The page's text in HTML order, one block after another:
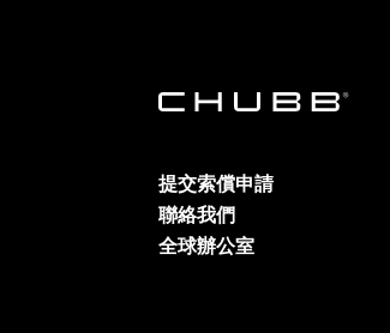
提交索償申請
聯絡我們
全球辦公室